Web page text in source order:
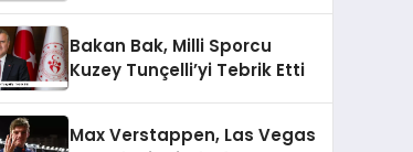
Bakan Bak, Milli Sporcu
Kuzey Tunçelli’yi Tebrik Etti
Max Verstappen, Las Vegas